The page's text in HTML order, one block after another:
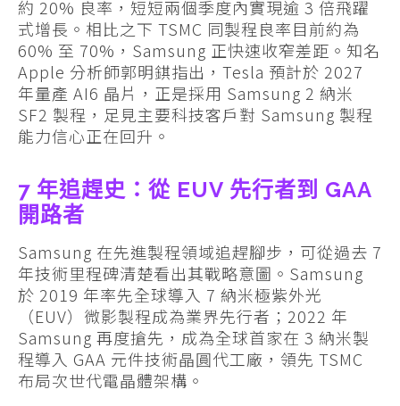
約 20% 良率，短短兩個季度內實現逾 3 倍飛躍
式增長。相比之下 TSMC 同製程良率目前約為
60% 至 70%，Samsung 正快速收窄差距。知名
Apple 分析師郭明錤指出，Tesla 預計於 2027
年量產 AI6 晶片，正是採用 Samsung 2 納米
SF2 製程，足見主要科技客戶對 Samsung 製程
能力信心正在回升。
7 年追趕史：從 EUV 先行者到 GAA
開路者
Samsung 在先進製程領域追趕腳步，可從過去 7
年技術里程碑清楚看出其戰略意圖。Samsung
於 2019 年率先全球導入 7 納米極紫外光
（EUV）微影製程成為業界先行者；2022 年
Samsung 再度搶先，成為全球首家在 3 納米製
程導入 GAA 元件技術晶圓代工廠，領先 TSMC
布局次世代電晶體架構。